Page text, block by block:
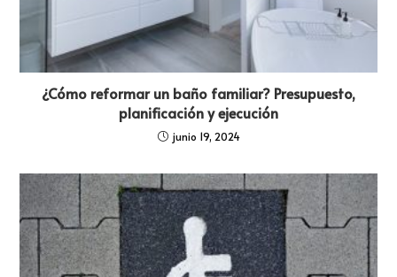
¿Cómo reformar un baño familiar? Presupuesto,
planificación y ejecución
junio 19, 2024